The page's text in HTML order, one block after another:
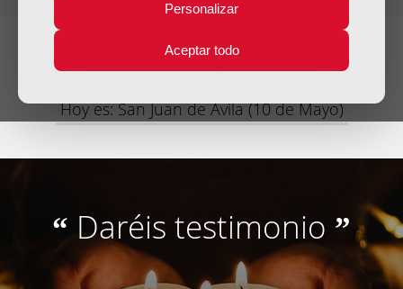
Personalizar
Aceptar todo
Lecturas del día y comentario
Hoy es: San Juan de Ávila (10 de Mayo)
“ Daréis testimonio ”